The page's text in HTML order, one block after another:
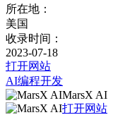
所在地：
美国
收录时间：
2023-07-18
打开网站
AI编程开发
MarsX AI
打开网站